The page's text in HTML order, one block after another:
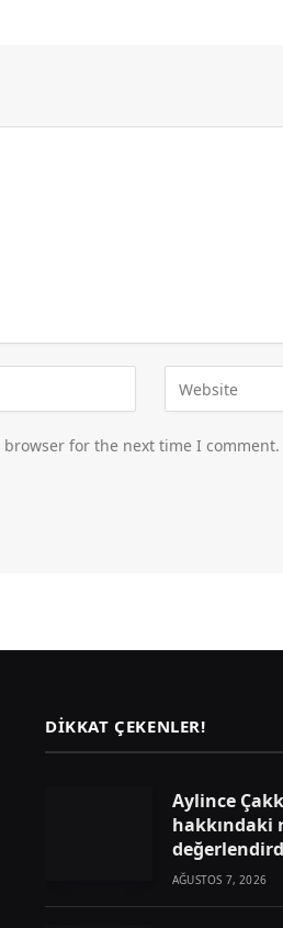
for the next time I comment.
DIKKAT ÇEKENLER!
Aylince
hakkındaki
AĞUSTOS 7, 2026